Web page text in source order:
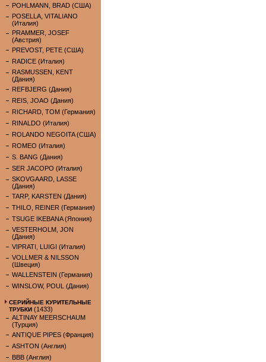
POHLMANN, BRAD (США)
POSELLA, VITALIANO
(Италия)
PRAMMER, JOSEF
(Австрия)
PREVOST, PETE (США)
RADICE (Италия)
RASMUSSEN, KENT
(Дания)
REFBJERG (Дания)
REIS, JOAO (Дания)
RICHARD, TOM (Германия)
RINALDO (Италия)
ROLANDO NEGOITA (США)
ROMEO (Италия)
S. BANG (Дания)
SER JACOPO (Италия)
SKOVGAARD, LASSE
(Дания)
TARP, KARSTEN (Дания)
THILO, REINER (Германия)
TSUGE IKEBANA (Япония)
VESTERHOLM, JON
(Дания)
VIPRATI, LUIGI (Италия)
VOLLMER & NILSSON
(Швеция)
WALLENSTEIN (Германия)
WINSLOW, POUL (Дания)
СЕРИЙНЫЕ КУРИТЕЛЬНЫЕ
ТРУБКИ (1433)
ALTINAY MEERSCHAUM
(Турция)
ANTIQUE PIPES (Франция)
ASHTON (Англия)
BBB (Англия)